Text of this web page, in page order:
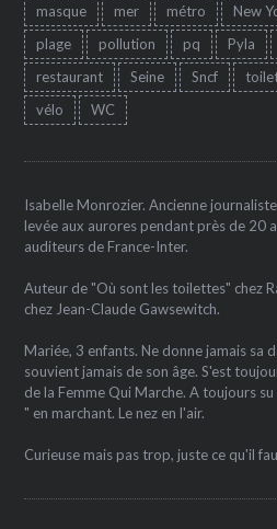
masque
mer métro New
plage
pollution pq Pyla
restaurant
Seine Sncf
vélo
WC
Isabelle Monrozier. Ancienne
levée aux aurores pendant près de 20
auditeurs de France-Inter.
Auteur de "Où sont les toilettes" chez
chez Jean-Claude Gawsewitch.
Mariée, 3 enfants. Ne donne jamais sa
souvient jamais de son âge. S'est
de la Femme Qui Marche. A toujours
" en marchant. Le nez en l'air.
Curieuse mais pas trop, juste ce qu'il